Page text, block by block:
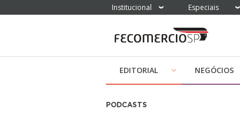
Institucional Especiais
EDITORIAL NEGÓCIOS
PODCASTS